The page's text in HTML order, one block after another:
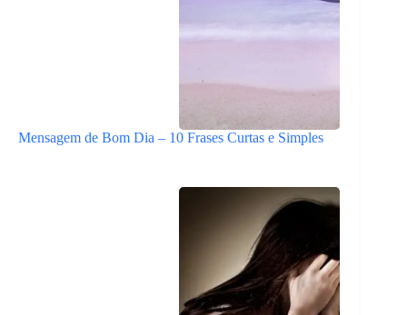
Mensagem de Bom Dia – 10 Frases Curtas e Simples